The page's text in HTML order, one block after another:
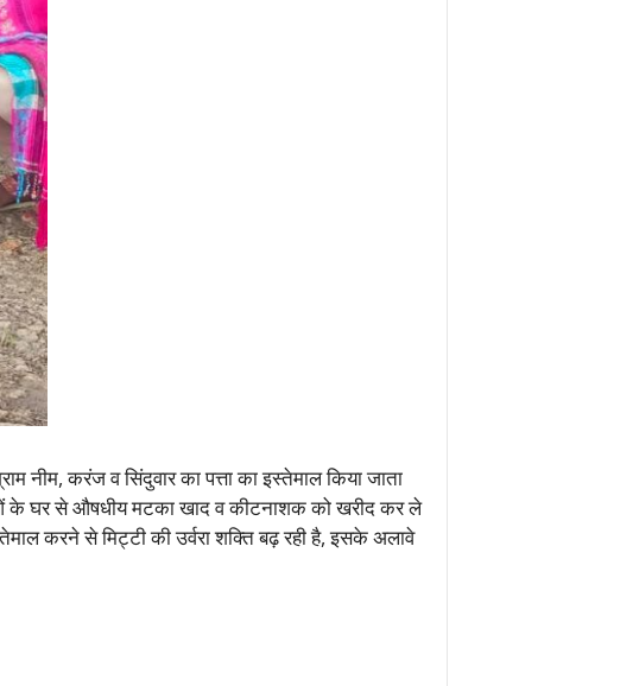
करंज व सिंदुवार का पत्ता का इस्तेमाल किया जाता
के घर से औषधीय मटका खाद व कीटनाशक को खरीद कर ले
करने से मिट्टी की उर्वरा शक्ति बढ़ रही है, इसके अलावे